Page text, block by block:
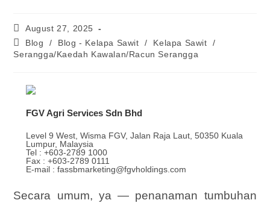
August 27, 2025
Blog
/ Blog - Kelapa Sawit / Kelapa Sawit
/
Serangga/Kaedah Kawalan/Racun Serangga
FGV Agri Services Sdn Bhd
Level 9 West, Wisma FGV, Jalan Raja Laut, 50350 Kuala
Lumpur, Malaysia
Tel : +603-2789 1000
Fax : +603-2789 0111
E-mail : fassbmarketing@fgvholdings.com
Secara umum, ya — penanaman tumbuhan